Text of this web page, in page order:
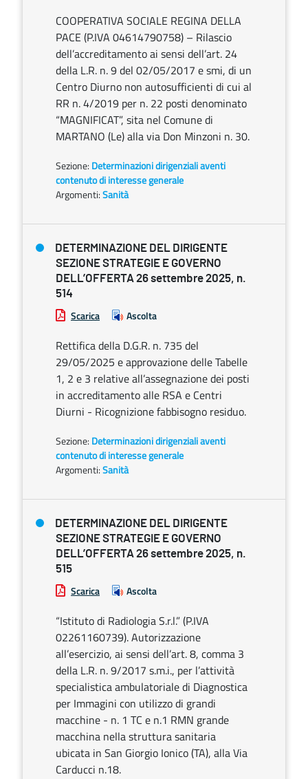
COOPERATIVA SOCIALE REGINA DELLA
PACE (P.IVA 04614790758) – Rilascio
dell’accreditamento ai sensi dell’art. 24
della L.R. n. 9 del 02/05/2017 e smi, di un
Centro Diurno non autosufficienti di cui al
RR n. 4/2019 per n. 22 posti denominato
“MAGNIFICAT”, sita nel Comune di
MARTANO (Le) alla via Don Minzoni n. 30.
Sezione: Determinazioni dirigenziali aventi
contenuto di interesse generale
Argomenti:Sanità
DETERMINAZIONE DEL DIRIGENTE
SEZIONE STRATEGIE E GOVERNO
DELL’OFFERTA 26 settembre 2025, n.
514
Scarica Ascolta
Rettifica della D.G.R. n. 735 del
29/05/2025 e approvazione delle Tabelle
1, 2 e 3 relative all’assegnazione dei posti
in accreditamento alle RSA e Centri
Diurni - Ricognizione fabbisogno residuo.
Sezione: Determinazioni dirigenziali aventi
contenuto di interesse generale
Argomenti:Sanità
DETERMINAZIONE DEL DIRIGENTE
SEZIONE STRATEGIE E GOVERNO
DELL’OFFERTA 26 settembre 2025, n.
515
Scarica Ascolta
“Istituto di Radiologia S.r.l.” (P.IVA
02261160739). Autorizzazione
all’esercizio, ai sensi dell’art. 8, comma 3
della L.R. n. 9/2017 s.m.i., per l’attività
specialistica ambulatoriale di Diagnostica
per Immagini con utilizzo di grandi
macchine - n. 1 TC e n.1 RMN grande
macchina nella struttura sanitaria
ubicata in San Giorgio Ionico (TA), alla Via
Carducci n.18.